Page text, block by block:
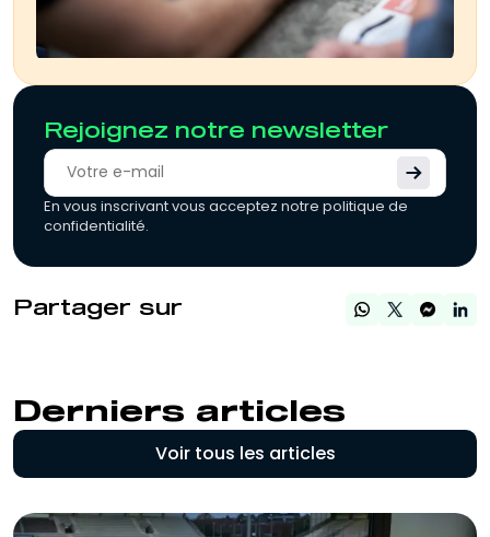
Rejoignez notre newsletter
En vous inscrivant vous acceptez notre politique de
confidentialité.
Partager sur
Derniers articles
Voir tous les articles